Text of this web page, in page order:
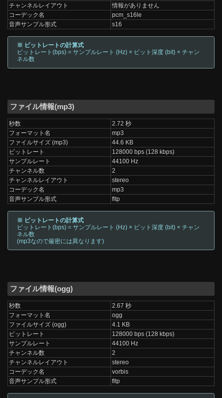
チャンネルレイアウト
情報がありません
コーデック名
pcm_s16le
音声サンプル形式
s16
※ ビットレートの計算式
ビットレート(bps) = サンプルレート (Hz) × ビット深度 (bit) × チャン
ネル数
ファイル情報(mp3)
秒数
2.72 秒
フォーマット名
mp3
ファイルサイズ (mp3)
44.6 KB
ビットレート
128000 bps (128 kbps)
サンプルレート
44100 Hz
チャンネル数
2
チャンネルレイアウト
stereo
コーデック名
mp3
音声サンプル形式
fltp
※ ビットレートの計算式
ビットレート(bps) = サンプルレート (Hz) × ビット深度 (bit) × チャン
ネル数
(mp3なので厳密には異なります)
ファイル情報(ogg)
秒数
2.67 秒
フォーマット名
ogg
ファイルサイズ (ogg)
4.1 KB
ビットレート
128000 bps (128 kbps)
サンプルレート
44100 Hz
チャンネル数
2
チャンネルレイアウト
stereo
コーデック名
vorbis
音声サンプル形式
fltp